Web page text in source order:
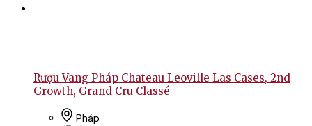
Rượu Vang Pháp Chateau Leoville Las Cases, 2nd
Growth, Grand Cru Classé
Pháp